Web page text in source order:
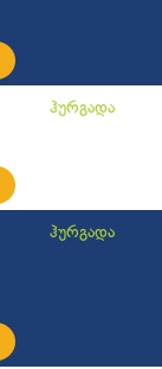
ჰურგადა
ჰურგადა